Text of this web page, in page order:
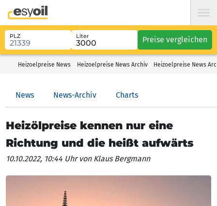
PLZ Liter Preise vergleichen
Heizoelpreise News Heizoelpreise News Archiv Heizoelpreise News
News News-Archiv Charts
Heizölpreise kennen nur eine
Richtung und die heißt aufwärts
10.10.2022, 10:44 Uhrvon Klaus Bergmann